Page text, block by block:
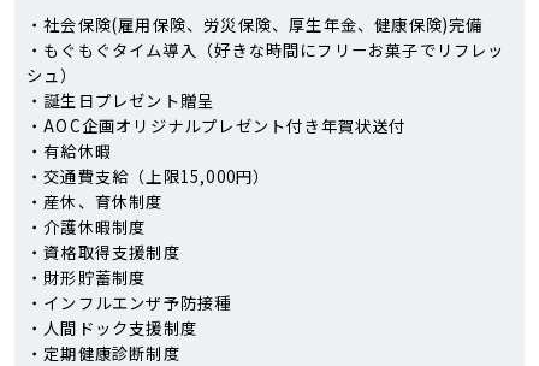
・社会保険(雇用保険、労災保険、厚生年金、健康保険)完備
・もぐもぐタイム導入（好きな時間にフリーお菓子でリフレッ
シュ）
・誕生日プレゼント贈呈
・AOC企画オリジナルプレゼント付き年賀状送付
・有給休暇
・交通費支給（上限15,000円）
・産休、育休制度
・介護休暇制度
・資格取得支援制度
・財形貯蓄制度
・インフルエンザ予防接種
・人間ドック支援制度
・定期健康診断制度